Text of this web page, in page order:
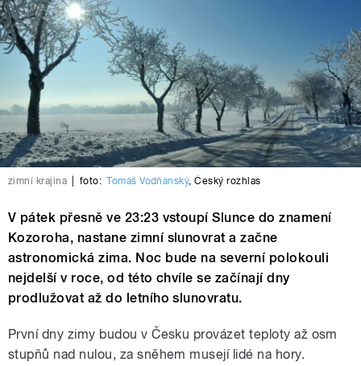
zimní krajina foto: Tomáš Vodňanský,Český rozhlas
V pátek přesně ve 23:23 vstoupí Slunce do znamení
Kozoroha, nastane zimní slunovrat a začne
astronomická zima. Noc bude na severní polokouli
nejdelší v roce, od této chvíle se začínají dny
prodlužovat až do letního slunovratu.
První dny zimy budou v Česku provázet teploty až osm
stupňů nad nulou, za sněhem musejí lidé na hory.